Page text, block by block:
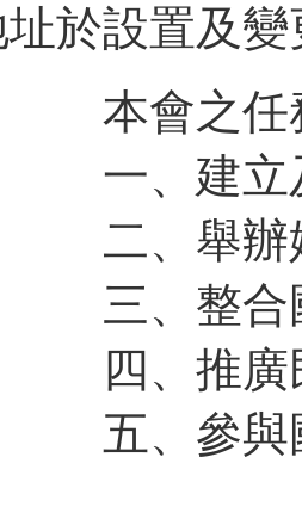
於設置及
會之任
及維護
婦癌學
國內院
廣民眾
國際婦